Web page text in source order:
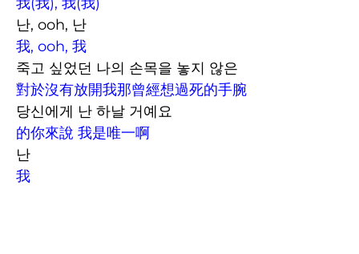
난, ooh, 난
我, ooh, 我
죽고 싶었던 나의 손목을 놓지 않은
對於沒有放開我那曾經想過死的手腕
당신에게 난 하날 거예요
的你來說 我是唯一啊
난
我